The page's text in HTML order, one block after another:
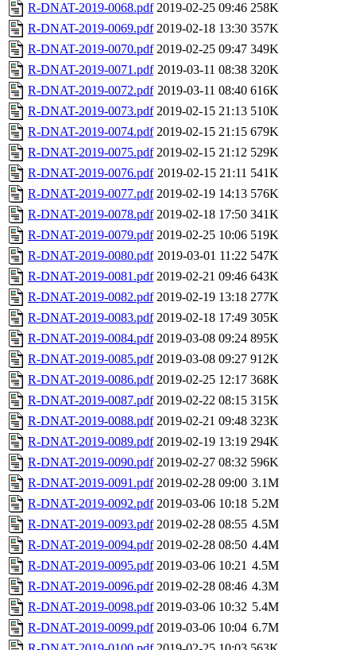
R-DNAT-2019-0068.pdf 2019-02-25 09:46 258K
R-DNAT-2019-0069.pdf 2019-02-18 13:30 357K
R-DNAT-2019-0070.pdf 2019-02-25 09:47 349K
R-DNAT-2019-0071.pdf 2019-03-11 08:38 320K
R-DNAT-2019-0072.pdf 2019-03-11 08:40 616K
R-DNAT-2019-0073.pdf 2019-02-15 21:13 510K
R-DNAT-2019-0074.pdf 2019-02-15 21:15 679K
R-DNAT-2019-0075.pdf 2019-02-15 21:12 529K
R-DNAT-2019-0076.pdf 2019-02-15 21:11 541K
R-DNAT-2019-0077.pdf 2019-02-19 14:13 576K
R-DNAT-2019-0078.pdf 2019-02-18 17:50 341K
R-DNAT-2019-0079.pdf 2019-02-25 10:06 519K
R-DNAT-2019-0080.pdf 2019-03-01 11:22 547K
R-DNAT-2019-0081.pdf 2019-02-21 09:46 643K
R-DNAT-2019-0082.pdf 2019-02-19 13:18 277K
R-DNAT-2019-0083.pdf 2019-02-18 17:49 305K
R-DNAT-2019-0084.pdf 2019-03-08 09:24 895K
R-DNAT-2019-0085.pdf 2019-03-08 09:27 912K
R-DNAT-2019-0086.pdf 2019-02-25 12:17 368K
R-DNAT-2019-0087.pdf 2019-02-22 08:15 315K
R-DNAT-2019-0088.pdf 2019-02-21 09:48 323K
R-DNAT-2019-0089.pdf 2019-02-19 13:19 294K
R-DNAT-2019-0090.pdf 2019-02-27 08:32 596K
R-DNAT-2019-0091.pdf 2019-02-28 09:00 3.1M
R-DNAT-2019-0092.pdf 2019-03-06 10:18 5.2M
R-DNAT-2019-0093.pdf 2019-02-28 08:55 4.5M
R-DNAT-2019-0094.pdf 2019-02-28 08:50 4.4M
R-DNAT-2019-0095.pdf 2019-03-06 10:21 4.5M
R-DNAT-2019-0096.pdf 2019-02-28 08:46 4.3M
R-DNAT-2019-0098.pdf 2019-03-06 10:32 5.4M
R-DNAT-2019-0099.pdf 2019-03-06 10:04 6.7M